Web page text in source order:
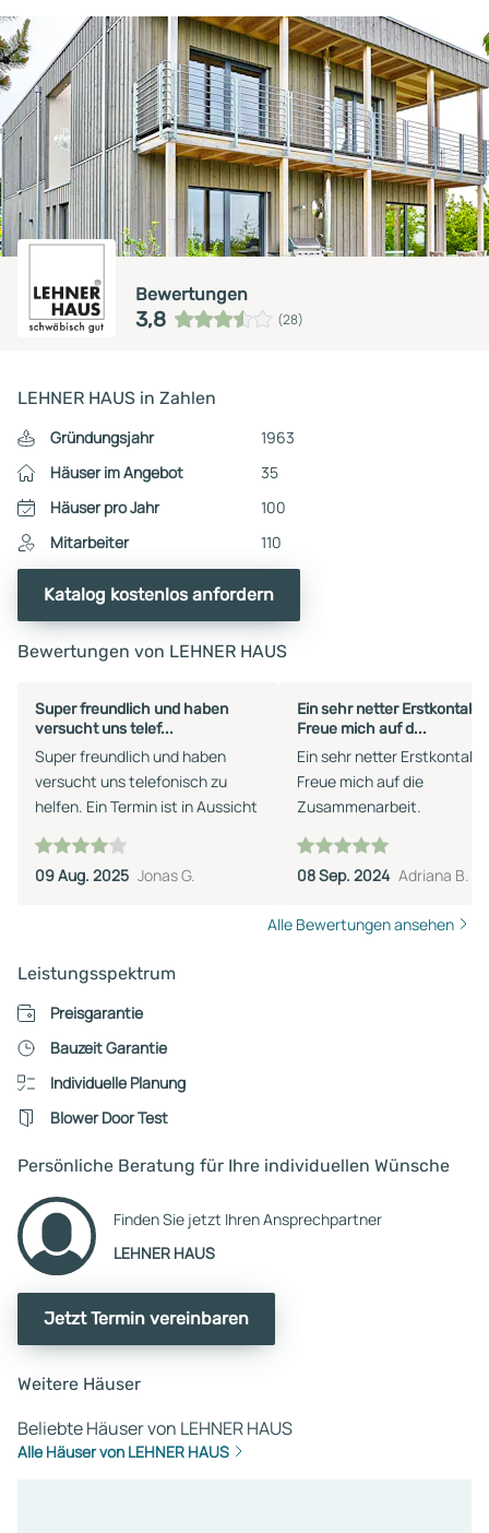
Bewertungen
3,8 (28)
LEHNER HAUS in Zahlen
Gründungsjahr
1963
Häuser im Angebot
35
Häuser pro Jahr
100
Mitarbeiter
110
Katalog kostenlos anfordern
Bewertungen von LEHNER HAUS
Super freundlich und haben
versucht uns telef...
Super freundlich und haben
versucht uns telefonisch zu
helfen. Ein Termin ist in Aussicht
09 Aug. 2025 Jonas G.
Ein sehr netter Erstkontakt.
Freue mich auf d...
Ein sehr netter Erstkontakt.
Freue mich auf die
Zusammenarbeit.
08 Sep. 2024 Adriana B.
Alle Bewertungen ansehen
Leistungsspektrum
Preisgarantie
Bauzeit Garantie
Individuelle Planung
Blower Door Test
Persönliche Beratung für Ihre individuellen Wünsche
Finden Sie jetzt Ihren Ansprechpartner
LEHNER HAUS
Jetzt Termin vereinbaren
Weitere Häuser
Beliebte Häuser von LEHNER HAUS
Alle Häuser von LEHNER HAUS